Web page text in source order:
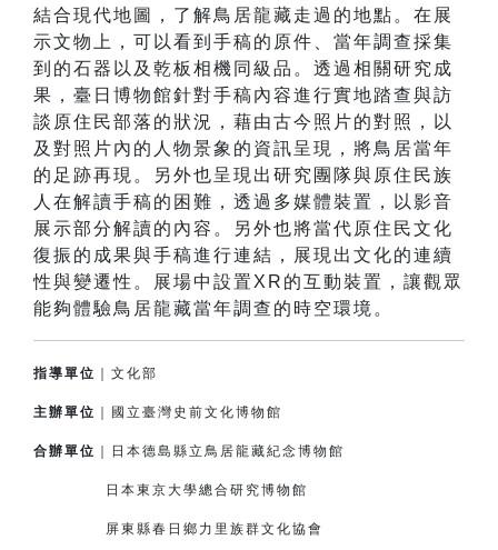
結合現代地圖，了解鳥居龍藏走過的地點。在展
示文物上，可以看到手稿的原件、當年調查採集
到的石器以及乾板相機同級品。透過相關研究成
果，臺日博物館針對手稿內容進行實地踏查與訪
談原住民部落的狀況，藉由古今照片的對照，以
及對照片內的人物景象的資訊呈現，將鳥居當年
的足跡再現。另外也呈現出研究團隊與原住民族
人在解讀手稿的困難，透過多媒體裝置，以影音
展示部分解讀的內容。另外也將當代原住民文化
復振的成果與手稿進行連結，展現出文化的連續
性與變遷性。展場中設置XR的互動裝置，讓觀眾
能夠體驗鳥居龍藏當年調查的時空環境。
指導單位 ｜文化部
主辦單位 ｜國立臺灣史前文化博物館
合辦單位 ｜日本德島縣立鳥居龍藏紀念博物館
日本東京大學總合研究博物館
屏東縣春日鄉力里族群文化協會